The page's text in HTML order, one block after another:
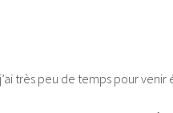
très peu de temps pour venir